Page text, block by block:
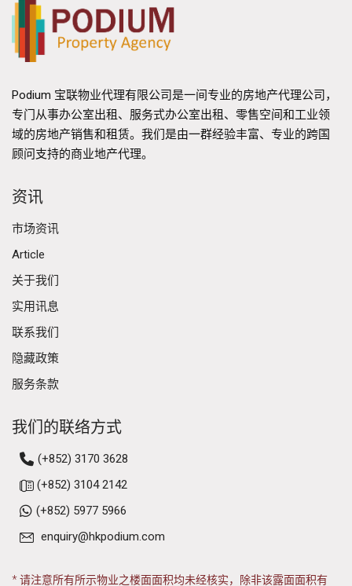
Podium 宝联物业代理有限公司是一间专业的房地产代理公司，
专门从事办公室出租、服务式办公室出租、零售空间和工业领
域的房地产销售和租赁。我们是由一群经验丰富、专业的跨国
顾问支持的商业地产代理。
资讯
市场资讯
Article
关于我们
实用讯息
联系我们
隐藏政策
服务条款
我们的联络方式
(+852) 3170 3628
(+852) 3104 2142
(+852) 5977 5966
enquiry@hkpodium.com
* 请注意所有所示物业之楼面面积均未经核实，除非该露面面积有